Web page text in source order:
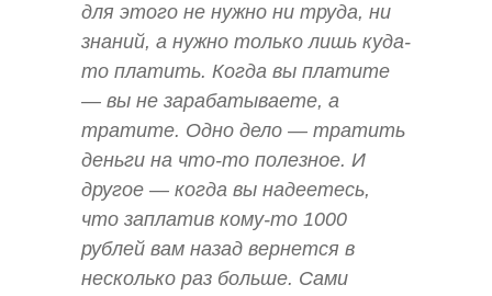
для этого не нужно ни труда, ни
знаний, а нужно только лишь куда-
то платить. Когда вы платите
— вы не зарабатываете, а
тратите. Одно дело — тратить
деньги на что-то полезное. И
другое — когда вы надеетесь,
что заплатив кому-то 1000
рублей вам назад вернется в
несколько раз больше. Сами